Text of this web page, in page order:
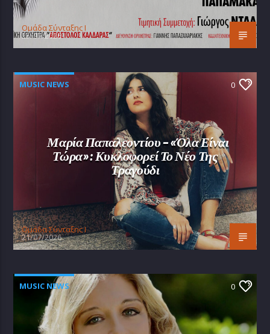
Oμάδα Σύνταξης Ι
25/07/2026
MUSIC NEWS 0
Μαρία Παπαλεοντίου – «Όλα Είναι
Τώρα»: Κυκλοφορεί Το Νέο Της
Τραγούδι
Oμάδα Σύνταξης Ι
21/07/2026
MUSIC NEWS 0